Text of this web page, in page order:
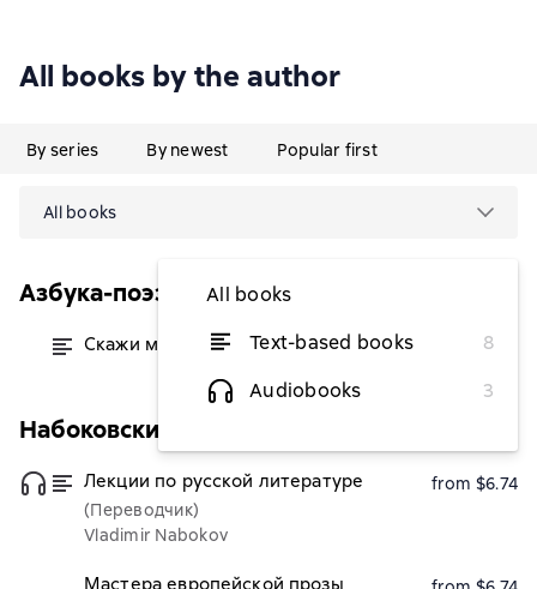
All books by the author
By series By newest Popular first
All books
All books
Text-based books
8
Audiobooks
3
Азбука-поэзия
Скажи мне нет, скажи мне да… from $2.33
Набоковский корпус
Лекции по русской литературе
(Переводчик)
Vladimir Nabokov
from $6.74
Мастера европейской прозы